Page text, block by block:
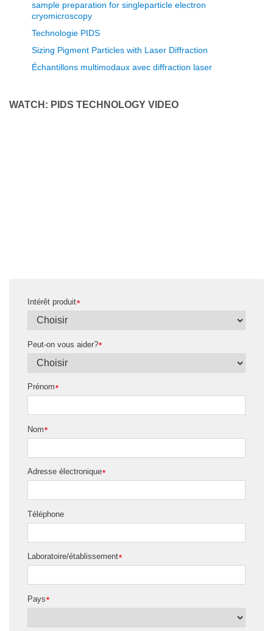
sample preparation for singleparticle electron
cryomicroscopy
Technologie PIDS
Sizing Pigment Particles with Laser Diffraction
Échantillons multimodaux avec diffraction laser
WATCH: PIDS TECHNOLOGY VIDEO
*
Intérêt produit
*
Peut-on vous aider?
*
Prénom
*
Nom
*
Adresse électronique
Téléphone
*
Laboratoire/établissement
*
Pays